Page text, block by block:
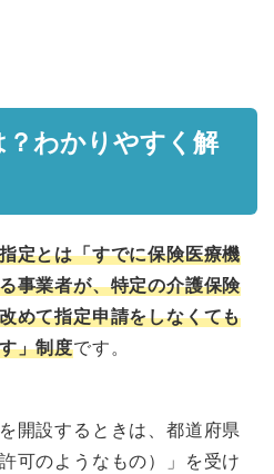
わかりやすく解
定とは「すでに保険医療機
事業者が、特定の介護保険
めて指定申請をしなくても
」制度です。
開設するときは、都道府県
可のようなもの）」を受け